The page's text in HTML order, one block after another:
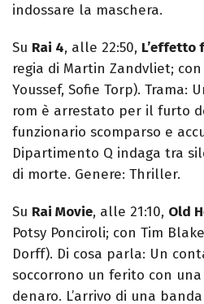
indossare la maschera.
Su Rai 4, alle 22:50, L’effetto
regia di Martin Zandvliet;
Youssef, Sofie Torp). Trama:
rom è arrestato per il furto
funzionario scomparso e
Dipartimento Q indaga tra
di morte. Genere: Thriller.
Su Rai Movie, alle 21:10, Old
Potsy Ponciroli; con Tim
Dorff). Di cosa parla: Un
soccorrono un ferito con
denaro. L’arrivo di una